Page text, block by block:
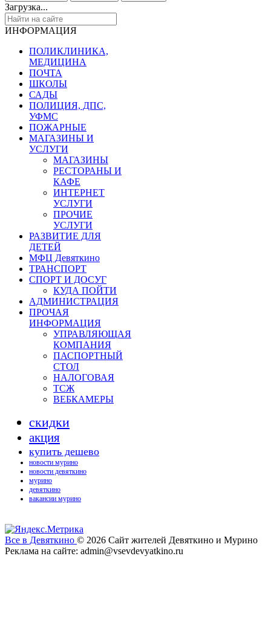
Загрузка...
ИНФОРМАЦИЯ
ПОЛИКЛИНИКА,
МЕДИЦИНА
ПОЧТА
ШКОЛЫ
САДЫ
ПОЛИЦИЯ, ДПС,
УФМС
ПОЖАРНЫЕ
МАГАЗИНЫ И
УСЛУГИ
МАГАЗИНЫ
РЕСТОРАНЫ И
КАФЕ
ИНТЕРНЕТ
УСЛУГИ
ПРОЧИЕ
УСЛУГИ
РАЗВИТИЕ ДЛЯ
ДЕТЕЙ
МФЦ Девяткино
ТРАНСПОРТ
СПОРТ И ДОСУГ
КУДА ПОЙТИ
АДМИНИСТРАЦИЯ
ПРОЧАЯ
ИНФОРМАЦИЯ
УПРАВЛЯЮЩАЯ
КОМПАНИЯ
ПАСПОРТНЫЙ
СТОЛ
НАЛОГОВАЯ
ТСЖ
ВЕБКАМЕРЫ
скидки
акция
купить дешево
новости мурино
новости девяткино
мурино
девяткино
вакансии мурино
Все в Девяткино © 2026 Сайт жителей Девяткино и Мурино
Реклама на сайте: admin@vsevdevyatkino.ru